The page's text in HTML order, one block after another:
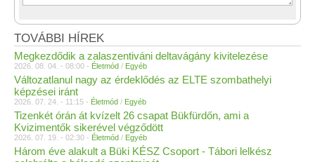
TOVÁBBI HÍREK
Megkezdődik a zalaszentiváni deltavágány kivitelezése
2026. 08. 04. - 08:00 - Életmód / Egyéb
Változatlanul nagy az érdeklődés az ELTE szombathelyi
képzései iránt
2026. 07. 24. - 11:15 - Életmód / Egyéb
Tizenkét órán át kvízelt 26 csapat Bükfürdőn, ami a
Kvizimentők sikerével végződött
2026. 07. 19. - 02:30 - Életmód / Egyéb
Három éve alakult a Büki KÉSZ Csoport - Tábori lelkész